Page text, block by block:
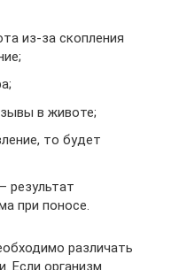
из-за скопления
в животе;
то будет
результат
при поносе.
различать
Если организм